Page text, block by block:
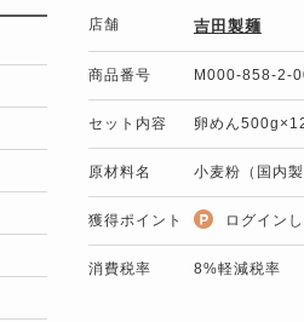
店舗 吉田製麺
商品番号 M000-858-2-
セット内容 卵めん
原材料名 小麦粉（国内
獲得ポイント ログイン
消費税率 8%軽減税率